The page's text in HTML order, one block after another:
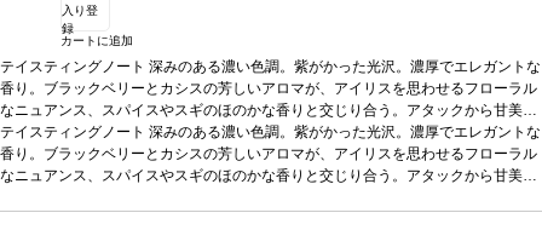
入り登
録
カートに追加
テイスティングノート 深みのある濃い色調。紫がかった光沢。濃厚でエレガントな
香り。ブラックベリーとカシスの芳しいアロマが、アイリスを思わせるフローラル
なニュアンス、スパイスやスギのほのかな香りと交じり合う。アタックから甘美で
果汁感たっぷり。バランスの良い、みずみずしく調和のとれた味わいが広がる。タ
ンニンの骨格は素晴らしく、ビガロー種チェリーの風味を巧みに包み込んでいる。
後味の余韻は長く、ミネラル感が全体を支え、スパイスとみずみずしい果実のニュ
テイスティングノート 深みのある濃い色調。紫がかった光沢。濃厚でエレガントな
香り。ブラックベリーとカシスの芳しいアロマが、アイリスを思わせるフローラル
なニュアンス、スパイスやスギのほのかな香りと交じり合う。アタックから甘美で